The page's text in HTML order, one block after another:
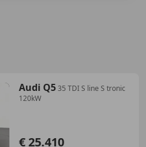
Audi Q535 TDI S line S tronic
120kW
€ 25.410